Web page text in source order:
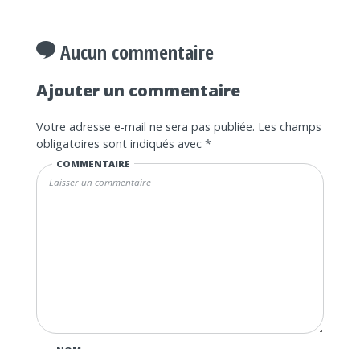
Aucun commentaire
Ajouter un commentaire
Votre adresse e-mail ne sera pas publiée. Les champs
obligatoires sont indiqués avec *
COMMENTAIRE